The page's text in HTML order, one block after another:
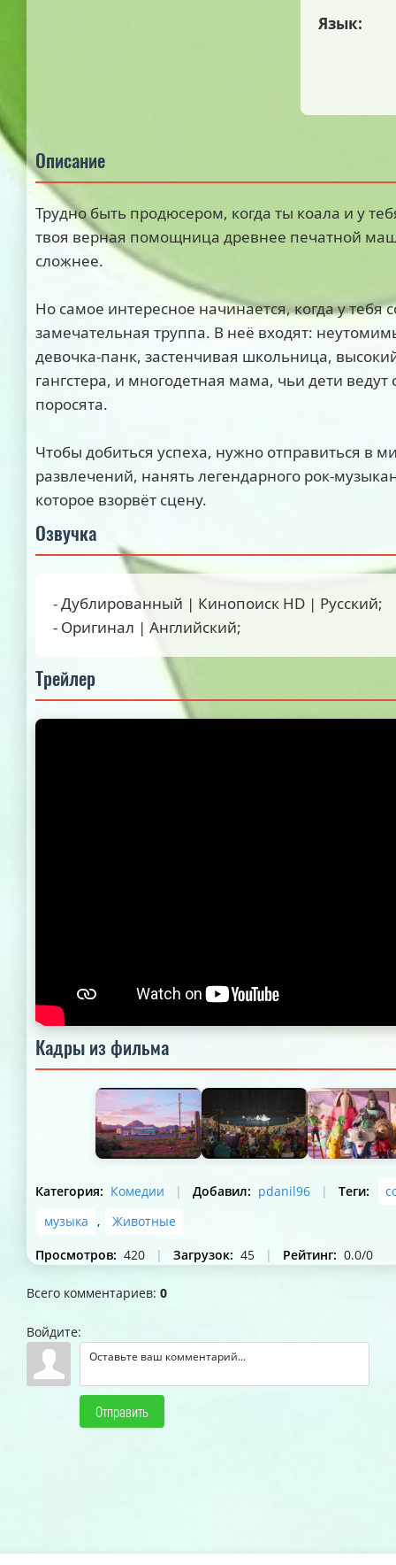
Язык:
Описание
Трудно быть продюсером, когда ты коала и у
твоя верная помощница древнее печатной
сложнее.
Но самое интересное начинается, когда у тебя
замечательная труппа. В неё входят:
девочка-панк, застенчивая школьница,
гангстера, и многодетная мама, чьи дети ведут
поросята.
Чтобы добиться успеха, нужно отправиться в
развлечений, нанять легендарного рок-
которое взорвёт сцену.
Озвучка
- Дублированный | Кинопоиск HD | Русский;
- Оригинал | Английский;
Трейлер
Кадры из фильма
Категория: Комедии | Добавил: pdanil96 | Теги:
музыка ,
Животные
Просмотров: 420 | Загрузок: 45 | Рейтинг: 0.0/0
Всего комментариев: 0
Войдите:
Отправить